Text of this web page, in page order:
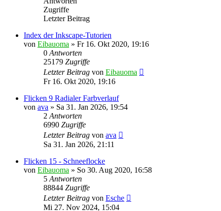
Zugriffe
Letzter Beitrag
Index der Inkscape-Tutorien
von Eibauoma » Fr 16. Okt 2020, 19:16
0 Antworten
25179 Zugriffe
Letzter Beitrag von Eibauoma
Fr 16. Okt 2020, 19:16
Flicken 9 Radialer Farbverlauf
von ava » Sa 31. Jan 2026, 19:54
2 Antworten
6990 Zugriffe
Letzter Beitrag von ava
Sa 31. Jan 2026, 21:11
Flicken 15 - Schneeflocke
von Eibauoma » So 30. Aug 2020, 16:58
5 Antworten
88844 Zugriffe
Letzter Beitrag von Esche
Mi 27. Nov 2024, 15:04